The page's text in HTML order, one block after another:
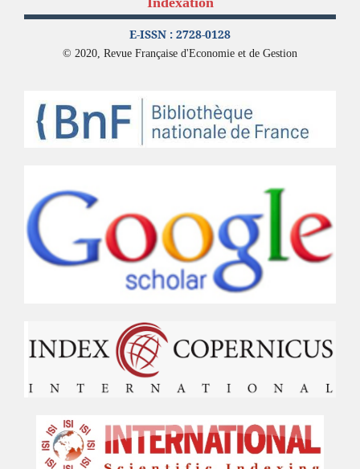
E-ISSN : 2728-0128
© 2020, Revue Française d'Economie et de Gestion